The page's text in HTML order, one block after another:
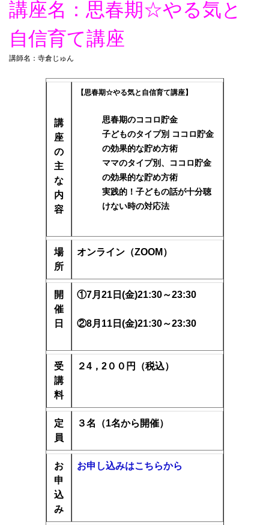
講座名：思春期☆やる気と
自信育て講座
講師名：寺倉じゅん
講
座
の
主
な
内
容
【思春期☆やる気と自信育て講座】
思春期のココロ貯金
子どものタイプ別 ココロ貯金
の効果的な貯め方術
ママのタイプ別、ココロ貯金
の効果的な貯め方術
実践的！子どもの話が十分聴
けない時の対応法
場
所
オンライン（ZOOM）
開
催
日
①7月21日(金)21:30～23:30
②8月11日(金)21:30～23:30
受
講
料
２4，2００円（税込）
定
員
３名（1名から開催）
お
申
込
み
お申し込みはこちらから